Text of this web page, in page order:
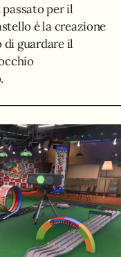
per il
è la creazione
di guardare il